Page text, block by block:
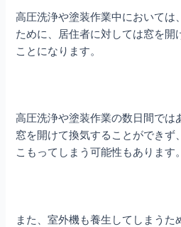
高圧洗浄や塗装作業中においては
ために、居住者に対しては窓を開
ことになります。
高圧洗浄や塗装作業の数日間では
窓を開けて換気することができず
こもってしまう可能性もあります。
また、室外機も養生してしまう